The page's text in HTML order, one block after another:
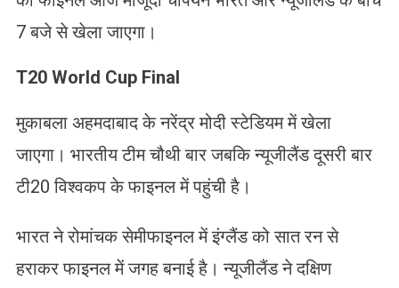
7 बजे से खेला जाएगा।
T20 World Cup Final
मुकाबला अहमदाबाद के नरेंद्र मोदी स्टेडियम में खेला
जाएगा। भारतीय टीम चौथी बार जबकि न्यूजीलैंड दूसरी बार
टी20 विश्वकप के फाइनल में पहुंची है।
भारत ने रोमांचक सेमीफाइनल में इंग्लैंड को सात रन से
हराकर फाइनल में जगह बनाई है। न्यूजीलैंड ने दक्षिण